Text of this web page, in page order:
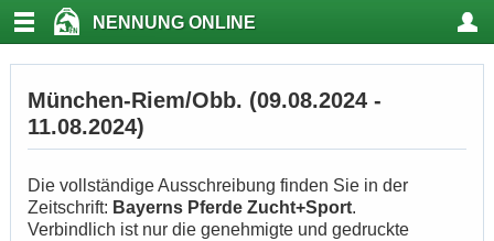
NENNUNG ONLINE
München-Riem/Obb. (09.08.2024 -
11.08.2024)
Die vollständige Ausschreibung finden Sie in der
Zeitschrift: Bayerns Pferde Zucht+Sport.
Verbindlich ist nur die genehmigte und gedruckte